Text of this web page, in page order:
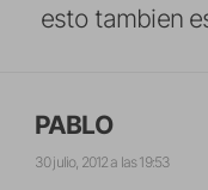
esto tambien
PABLO
30 julio, 2012 a las 19:53